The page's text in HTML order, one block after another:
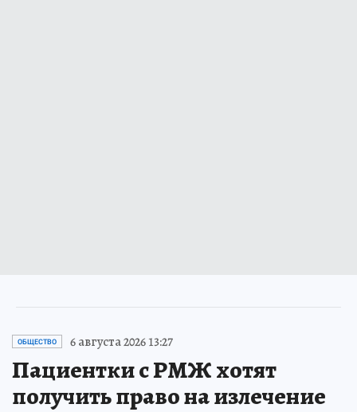
ОБЩЕСТВО 6 августа 2026 13:27
Пациентки с РМЖ хотят
получить право на излечение